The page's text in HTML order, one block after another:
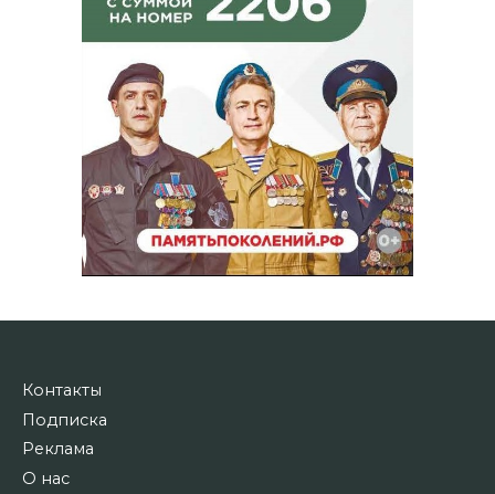
Контакты
Подписка
Реклама
О нас